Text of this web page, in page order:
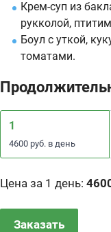
Крем-суп из
рукколой,
Боул с уткой,
томатами.
1
4600 руб. в день
Цена за 1 день:
Заказать